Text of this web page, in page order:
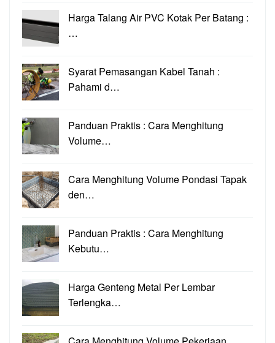
Harga Talang Air PVC Kotak Per Batang :
…
Syarat Pemasangan Kabel Tanah :
Pahami d…
Panduan Praktis : Cara Menghitung
Volume…
Cara Menghitung Volume Pondasi Tapak
den…
Panduan Praktis : Cara Menghitung
Kebutu…
Harga Genteng Metal Per Lembar
Terlengka…